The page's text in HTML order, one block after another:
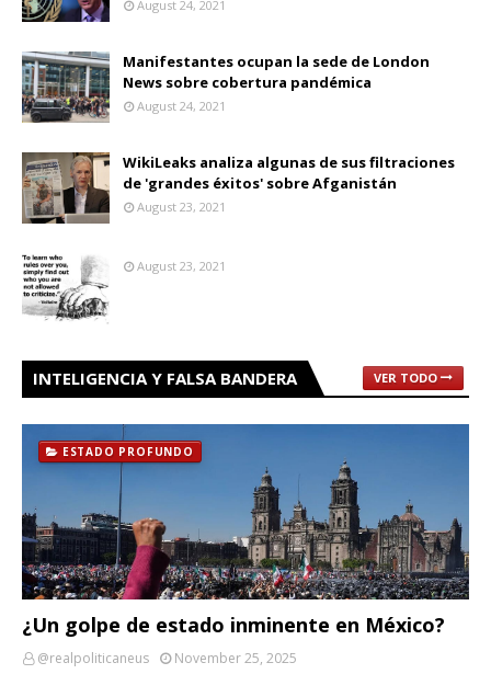
August 24, 2021
Manifestantes ocupan la sede de London
News sobre cobertura pandémica
August 24, 2021
WikiLeaks analiza algunas de sus filtraciones
de 'grandes éxitos' sobre Afganistán
August 23, 2021
August 23, 2021
INTELIGENCIA Y FALSA BANDERA VER TODO
ESTADO PROFUNDO
¿Un golpe de estado inminente en México?
@realpoliticaneus
November 25, 2025